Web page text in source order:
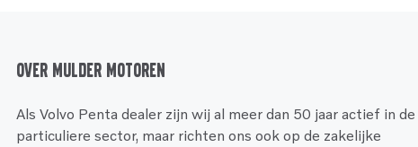
Over Mulder Motoren
Als Volvo Penta dealer zijn wij al meer dan 50 jaar actief in de
particuliere sector, maar richten ons ook op de zakelijke